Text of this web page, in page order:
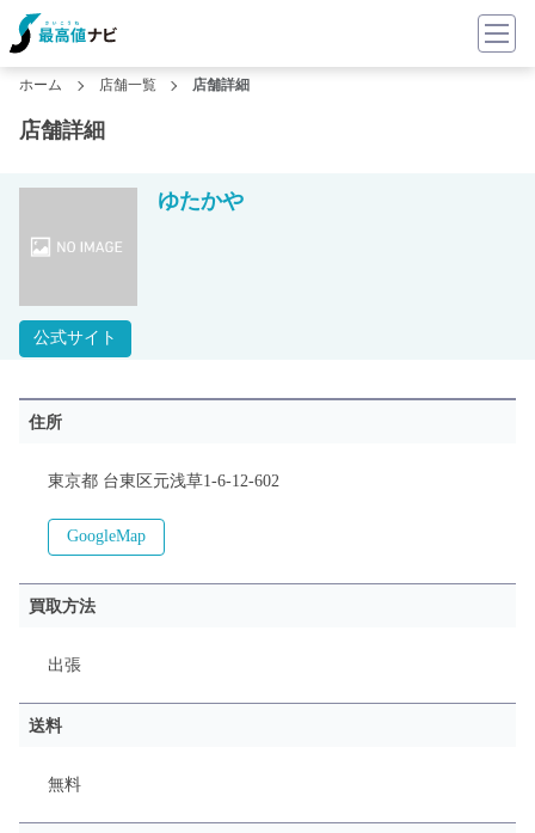
ホーム 店舗一覧 店舗詳細
店舗詳細
公式サイト
ゆたかや
住所
東京都 台東区元浅草1-6-12-602
GoogleMap
買取方法
出張
送料
無料